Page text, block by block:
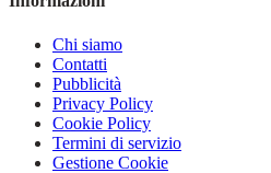
Chi siamo
Contatti
Pubblicità
Privacy Policy
Cookie Policy
Termini di servizio
Gestione Cookie